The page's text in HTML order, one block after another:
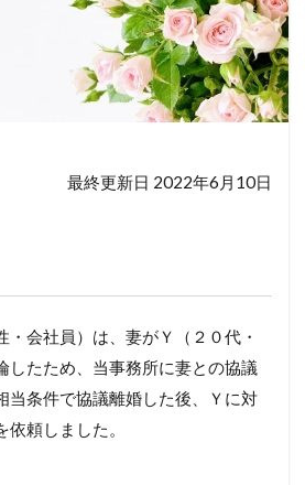
最終更新日 2022年6月10日
・会社員）は、妻がＹ（２０代・
したため、当事務所に妻との協議
当条件で協議離婚した後、Ｙに対
頼しました。